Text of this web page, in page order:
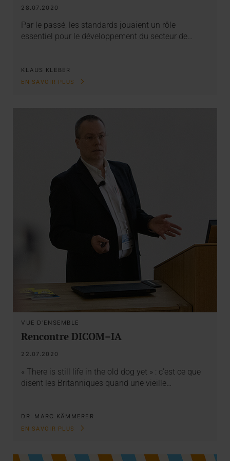
28.07.2020
Par le passé, les standards jouaient un rôle
essentiel pour le développement du secteur de…
KLAUS KLEBER
EN SAVOIR PLUS
VUE D'ENSEMBLE
Rencontre DICOM–IA
22.07.2020
« There is still life in the old dog yet » : c’est ce que
disent les Britanniques quand une vieille…
DR. MARC KÄMMERER
EN SAVOIR PLUS